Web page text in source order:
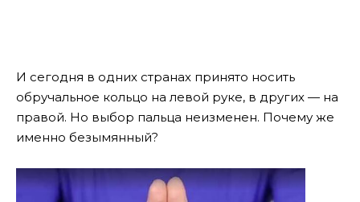
И сегодня в одних странах принято носить
обручальное кольцо на левой руке, в других — на
правой. Но выбор пальца неизменен. Почему же
именно безымянный?